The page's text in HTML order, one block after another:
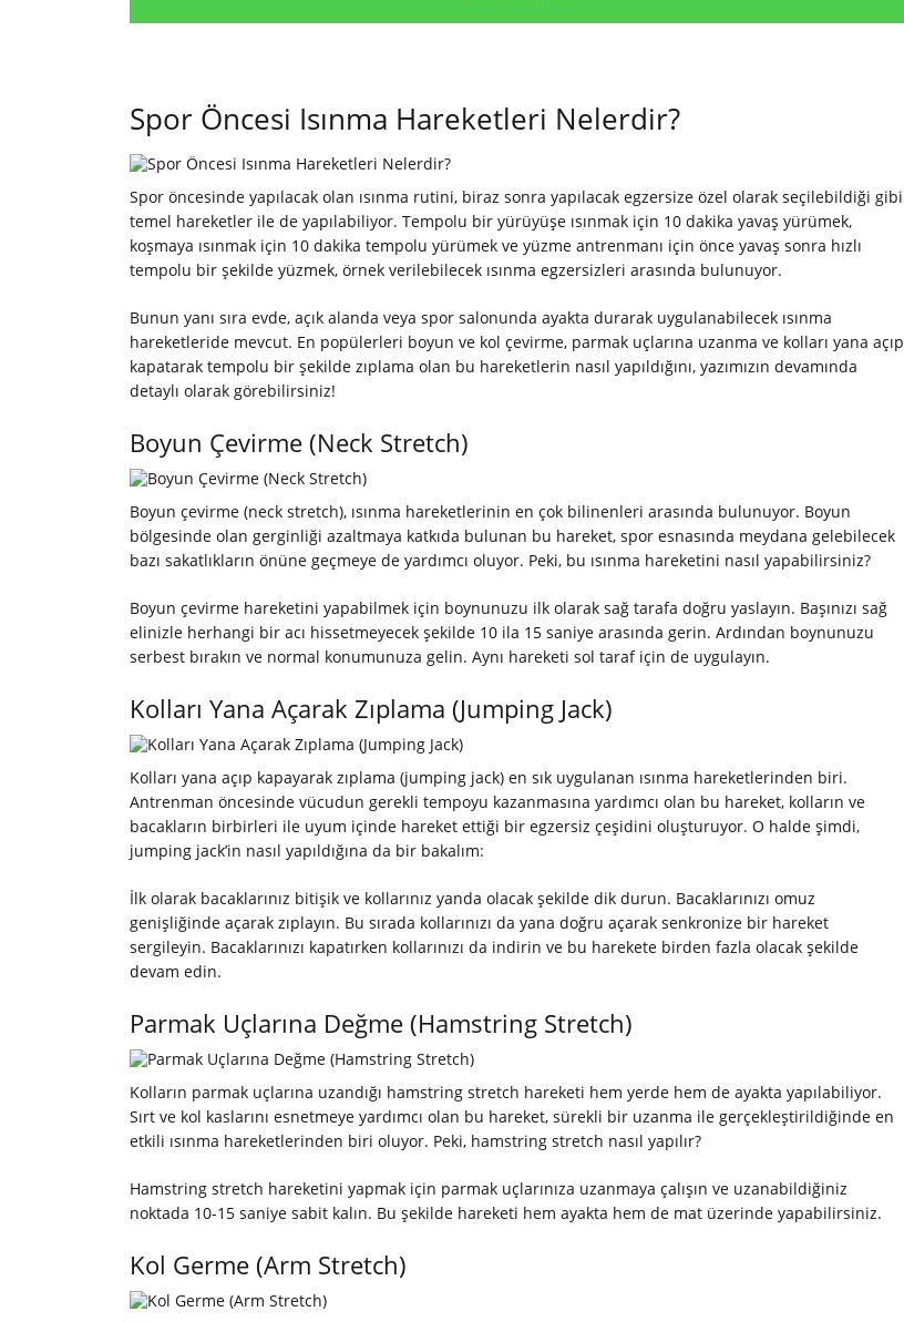
Spor Öncesi Isınma Hareketleri Nelerdir?
Spor öncesinde yapılacak olan ısınma rutini, biraz sonra yapılacak egzersize özel olarak seçilebildiği gibi
temel hareketler ile de yapılabiliyor. Tempolu bir yürüyüşe ısınmak için 10 dakika yavaş yürümek,
koşmaya ısınmak için 10 dakika tempolu yürümek ve yüzme antrenmanı için önce yavaş sonra hızlı
tempolu bir şekilde yüzmek, örnek verilebilecek ısınma egzersizleri arasında bulunuyor.
Bunun yanı sıra evde, açık alanda veya spor salonunda ayakta durarak uygulanabilecek ısınma
hareketleride mevcut. En popülerleri boyun ve kol çevirme, parmak uçlarına uzanma ve kolları yana açıp
kapatarak tempolu bir şekilde zıplama olan bu hareketlerin nasıl yapıldığını, yazımızın devamında
detaylı olarak görebilirsiniz!
Boyun Çevirme (Neck Stretch)
Boyun çevirme (neck stretch), ısınma hareketlerinin en çok bilinenleri arasında bulunuyor. Boyun
bölgesinde olan gerginliği azaltmaya katkıda bulunan bu hareket, spor esnasında meydana gelebilecek
bazı sakatlıkların önüne geçmeye de yardımcı oluyor. Peki, bu ısınma hareketini nasıl yapabilirsiniz?
Boyun çevirme hareketini yapabilmek için boynunuzu ilk olarak sağ tarafa doğru yaslayın. Başınızı sağ
elinizle herhangi bir acı hissetmeyecek şekilde 10 ila 15 saniye arasında gerin. Ardından boynunuzu
serbest bırakın ve normal konumunuza gelin. Aynı hareketi sol taraf için de uygulayın.
Kolları Yana Açarak Zıplama (Jumping Jack)
Kolları yana açıp kapayarak zıplama (jumping jack) en sık uygulanan ısınma hareketlerinden biri.
Antrenman öncesinde vücudun gerekli tempoyu kazanmasına yardımcı olan bu hareket, kolların ve
bacakların birbirleri ile uyum içinde hareket ettiği bir egzersiz çeşidini oluşturuyor. O halde şimdi,
jumping jack’in nasıl yapıldığına da bir bakalım:
İlk olarak bacaklarınız bitişik ve kollarınız yanda olacak şekilde dik durun. Bacaklarınızı omuz
genişliğinde açarak zıplayın. Bu sırada kollarınızı da yana doğru açarak senkronize bir hareket
sergileyin. Bacaklarınızı kapatırken kollarınızı da indirin ve bu harekete birden fazla olacak şekilde
devam edin.
Parmak Uçlarına Değme (Hamstring Stretch)
Kolların parmak uçlarına uzandığı hamstring stretch hareketi hem yerde hem de ayakta yapılabiliyor.
Sırt ve kol kaslarını esnetmeye yardımcı olan bu hareket, sürekli bir uzanma ile gerçekleştirildiğinde en
etkili ısınma hareketlerinden biri oluyor. Peki, hamstring stretch nasıl yapılır?
Hamstring stretch hareketini yapmak için parmak uçlarınıza uzanmaya çalışın ve uzanabildiğiniz
noktada 10-15 saniye sabit kalın. Bu şekilde hareketi hem ayakta hem de mat üzerinde yapabilirsiniz.
Kol Germe (Arm Stretch)